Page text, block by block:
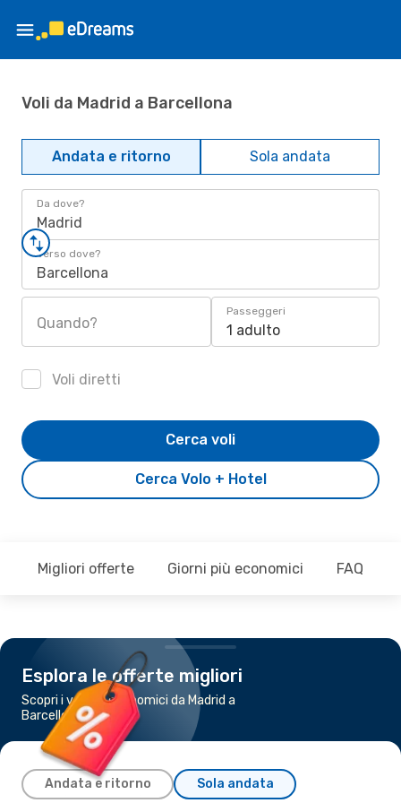
Voli da Madrid a Barcellona
Andata e ritorno Sola andata
Da dove?
Madrid
Verso dove?
Barcellona
Quando?
Passeggeri
1 adulto
Voli diretti
Cerca Volo + Hotel
Cerca voli
Migliori offerte Giorni più economici FAQ
Esplora le offerte migliori
Scopri i voli più economici da Madrid a
Barcellona
Andata e ritorno Sola andata